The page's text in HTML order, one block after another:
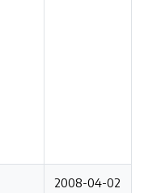
2008-04-02